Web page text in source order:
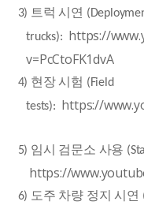
3) 트럭 시연 (
trucks): https://
v=PcCtoFK1dvA
4) 현장 시험 (Field
tests): https://
5) 임시 검문소 사용 (
https://
6) 도주 차량 정지 시연